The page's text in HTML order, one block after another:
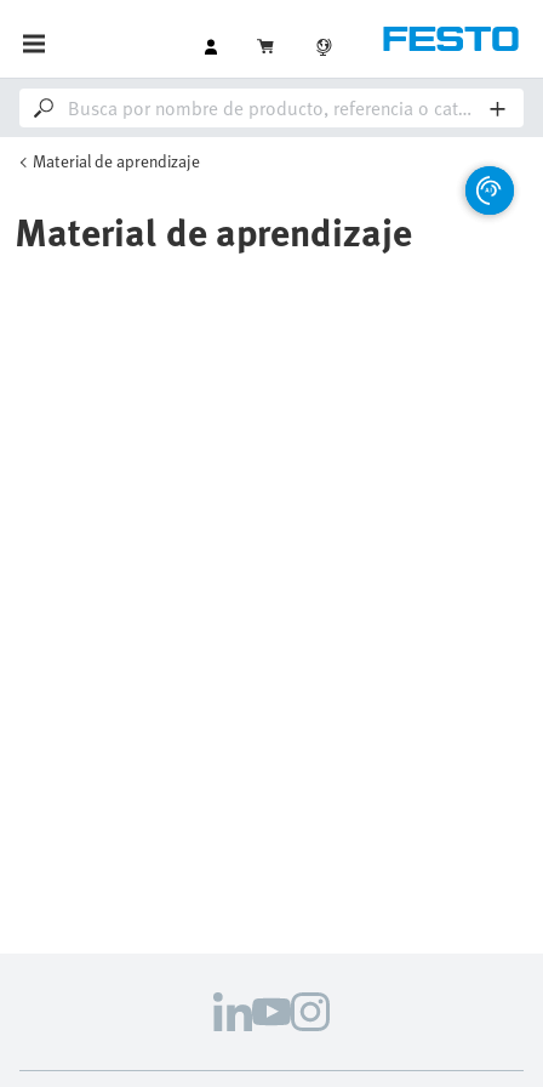
Material de aprendizaje
Material de aprendizaje